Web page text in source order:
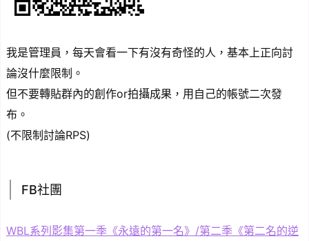
我是管理員，每天會看一下有沒有奇怪的人，基本上正向討
論沒什麼限制。
但不要轉貼群內的創作or拍攝成果，用自己的帳號二次發
布。
(不限制討論RPS)
FB社團
WBL系列影集第一季《永遠的第一名》/第二季《第二名的逆